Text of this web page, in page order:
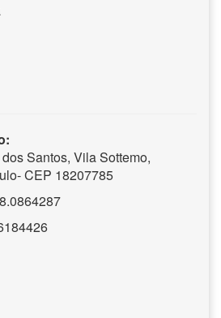
Santos, Vila Sottemo,
CEP 18207785